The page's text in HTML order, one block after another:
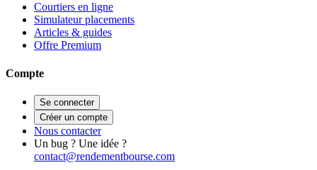
Courtiers en ligne
Simulateur placements
Articles & guides
Offre Premium
Compte
Se connecter
Créer un compte
Nous contacter
Un bug ? Une idée ?
contact@rendementbourse.com